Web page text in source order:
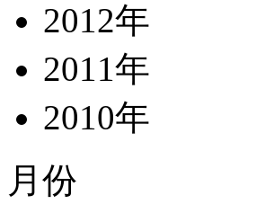
2012年
2011年
2010年
月份